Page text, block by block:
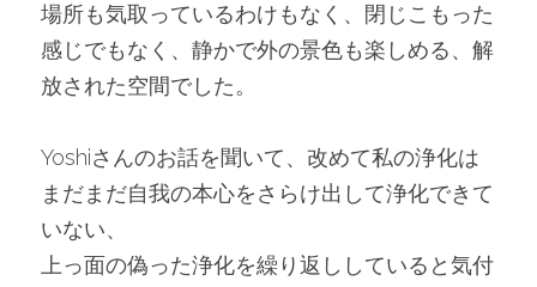
場所も気取っているわけもなく、閉じこもった
感じでもなく、静かで外の景色も楽しめる、解
放された空間でした。
Yoshiさんのお話を聞いて、改めて私の浄化は
まだまだ自我の本心をさらけ出して浄化できて
いない、
上っ面の偽った浄化を繰り返ししていると気付